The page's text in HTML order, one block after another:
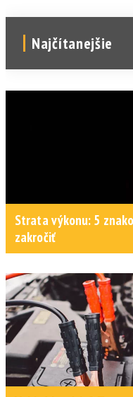
Najčítanejšie
Strata výkonu: 5
zakročiť